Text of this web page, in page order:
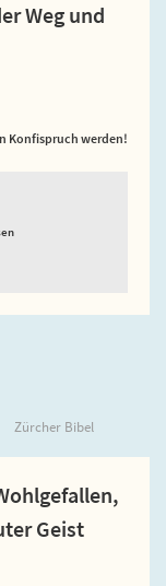
Weg und
Konfispruch werden!
Zürcher Bibel
Geist